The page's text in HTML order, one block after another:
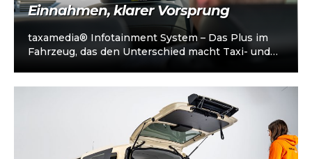
Einnahmen, klarer Vorsprung
taxamedia® Infotainment System – Das Plus im
Fahrzeug, das den Unterschied macht Taxi- und